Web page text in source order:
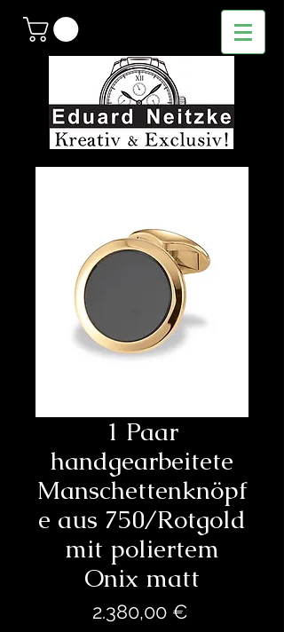
1 Paar
handgearbeitete
Manschettenknöpf
e aus 750/Rotgold
mit poliertem
Onix matt
2.380,00 €Preis